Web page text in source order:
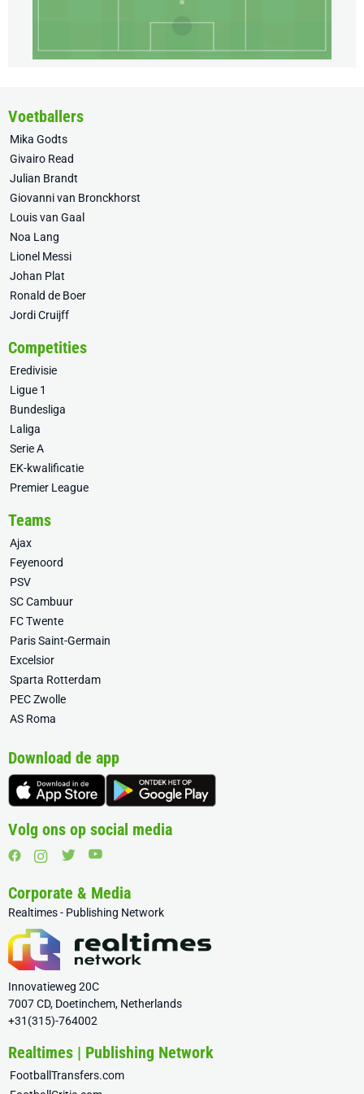
Voetballers
Mika Godts
Givairo Read
Julian Brandt
Giovanni van Bronckhorst
Louis van Gaal
Noa Lang
Lionel Messi
Johan Plat
Ronald de Boer
Jordi Cruijff
Competities
Eredivisie
Ligue 1
Bundesliga
Laliga
Serie A
EK-kwalificatie
Premier League
Teams
Ajax
Feyenoord
PSV
SC Cambuur
FC Twente
Paris Saint-Germain
Excelsior
Sparta Rotterdam
PEC Zwolle
AS Roma
Download de app
Volg ons op social media
Corporate & Media
Realtimes - Publishing Network
Innovatieweg 20C
7007 CD, Doetinchem, Netherlands
+31(315)-764002
Realtimes | Publishing Network
FootballTransfers.com